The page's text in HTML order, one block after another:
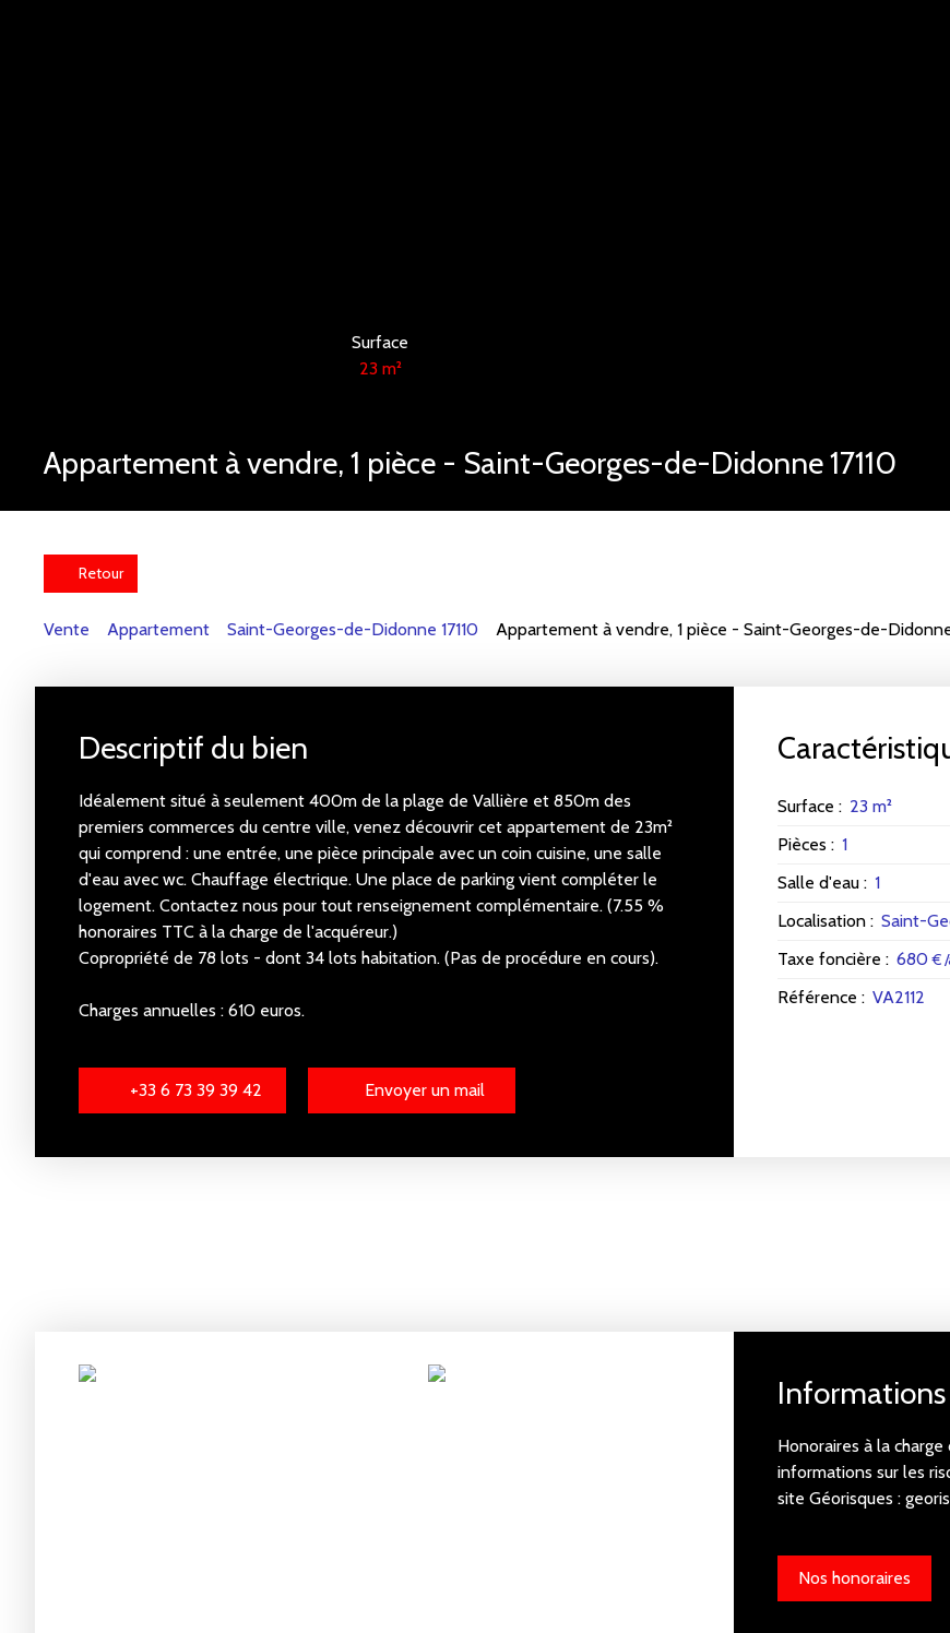
Surface
23 m²
Appartement à vendre, 1 pièce - Saint-Georges-de-Didonne 17110
Retour
Vente Appartement Saint-Georges-de-Didonne 17110 Appartement à vendre, 1 pièce - Saint-Georges-de-Didonne
Descriptif du bien
Idéalement situé à seulement 400m de la plage de Vallière et 850m des
premiers commerces du centre ville, venez découvrir cet appartement de 23m²
qui comprend : une entrée, une pièce principale avec un coin cuisine, une salle
d'eau avec wc. Chauffage électrique. Une place de parking vient compléter le
logement. Contactez nous pour tout renseignement complémentaire. (7.55 %
honoraires TTC à la charge de l'acquéreur.)
Copropriété de 78 lots - dont 34 lots habitation. (Pas de procédure en cours).
Charges annuelles : 610 euros.
+33 6 73 39 39 42 Envoyer un mail
Surface : 23 m²
Pièces : 1
Salle d'eau : 1
Localisation : Saint-
Taxe foncière : 680€
Référence : VA2112
Honoraires à la
informations sur les
site Géorisques :
Nos honoraires